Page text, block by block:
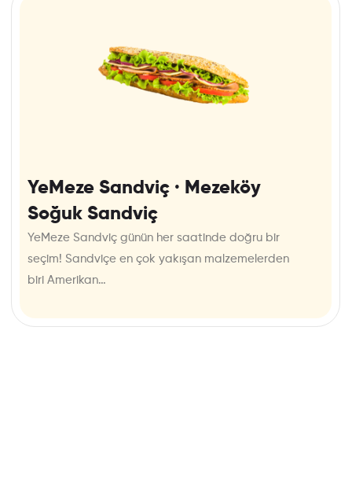
YeMeze Sandviç · Mezeköy
Soğuk Sandviç
YeMeze Sandviç günün her saatinde doğru bir
seçim! Sandviçe en çok yakışan malzemelerden
biri Amerikan…